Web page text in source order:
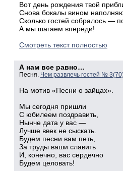
Вот день рождения твой
Снова бокалы вином
Сколько гостей собралось —
А мы шагаем впереди!
Смотреть текст полностью
А нам все равно…
Песня. Чем развлечь гостей №
На мотив «Песни о зайцах».
Мы сегодня пришли
С юбилеем поздравить,
Нынче дата у вас —
Лучше ввек не сыскать.
Будем песни вам петь,
За труды ваши славить
И, конечно, вас сердечно
Будем целовать!